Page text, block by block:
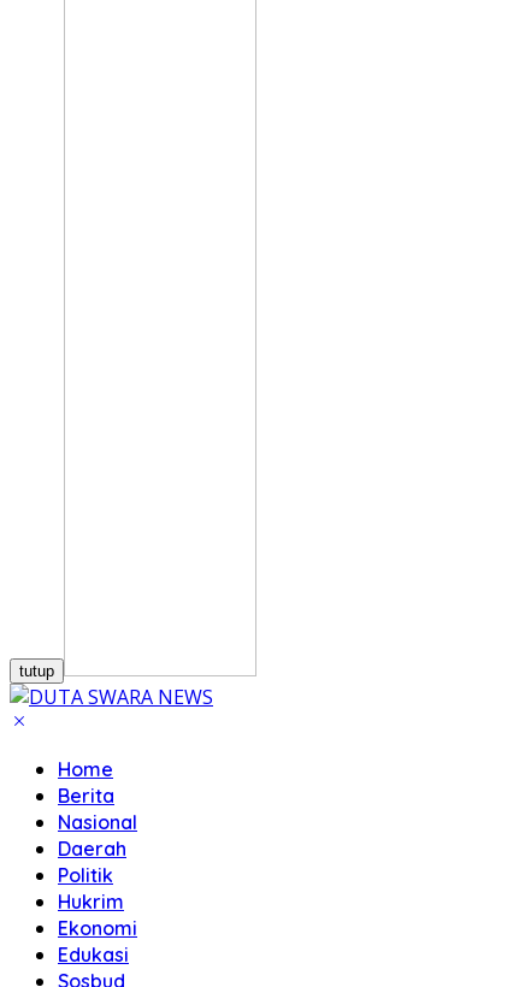
tutup
Home
Berita
Nasional
Daerah
Politik
Hukrim
Ekonomi
Edukasi
Sosbud